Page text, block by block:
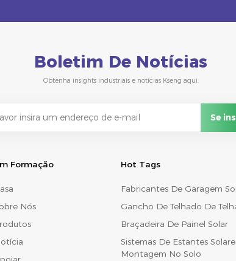
Boletim De Notícias
Obtenha insights industriais e notícias Kseng aqui.
Formação
Nós
Hot Tags
Fabricantes De Garagem
Gancho De Telhado De
Braçadeira De Painel Solar
Sistemas De Estantes
Montagem No Solo